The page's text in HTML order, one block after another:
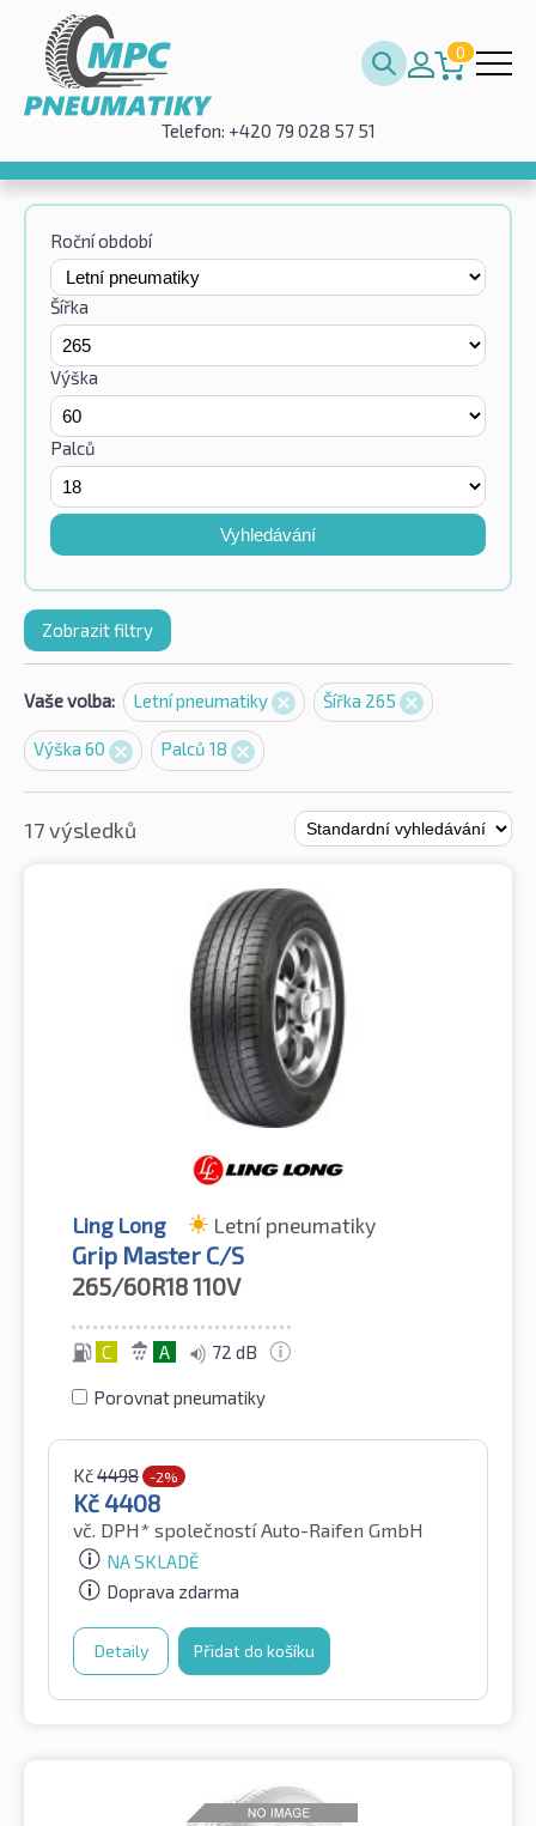
0
Telefon: +420 79 028 57 51
Roční období
Šířka
Výška
Palců
Vyhledávání
Zobrazit filtry
Vaše volba: Letní pneumatiky Šířka 265
Výška 60 Palců 18
17 výsledků
Ling Long Letní pneumatiky
Grip Master C/S
265/60R18110V
C A 72 dB
Porovnat pneumatiky
Kč4498 -2%
Kč4408
vč. DPH* společností Auto-Raifen GmbH
NA SKLADĚ
Doprava zdarma
Detaily Přidat do košíku